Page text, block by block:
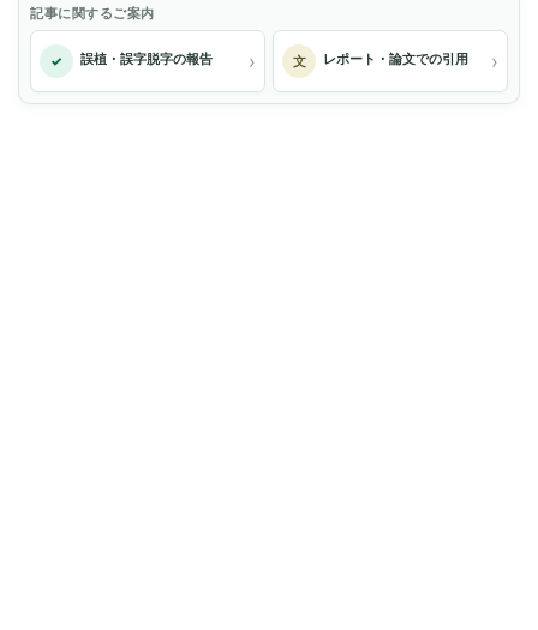
記事に関するご案内
✓ 誤植・誤字脱字の報告 › 文 レポート・論文での引用 ›